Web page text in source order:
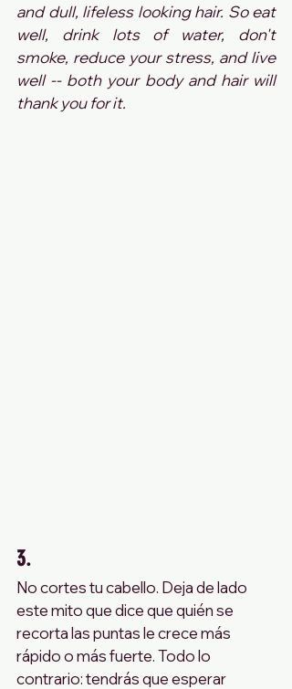
and dull, lifeless looking hair. So eat
well, drink lots of water, don't
smoke, reduce your stress, and live
well -- both your body and hair will
thank you for it.
3.
No cortes tu cabello. Deja de lado
este mito que dice que quién se
recorta las puntas le crece más
rápido o más fuerte. Todo lo
contrario: tendrás que esperar